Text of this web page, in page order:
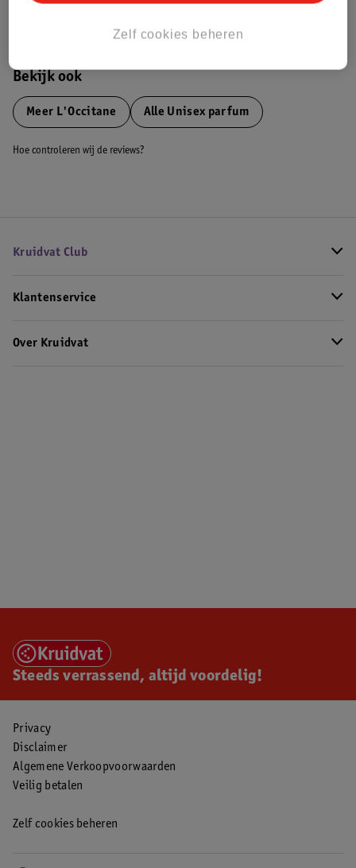
Bekijk ook
Meer L'Occitane Alle Unisex parfum
Hoe controleren wij de reviews?
Kruidvat Club
Klantenservice
Over Kruidvat
Steeds verrassend, altijd voordelig!
Privacy
Disclaimer
Algemene Verkoopvoorwaarden
Veilig betalen
Zelf cookies beheren
Zelf cookies beheren